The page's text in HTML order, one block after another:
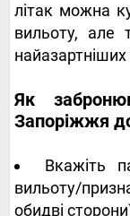
літак можна
вильоту, але
найазартніших
Як
Запоріжжя
Вкажіть
вильоту/
обидві